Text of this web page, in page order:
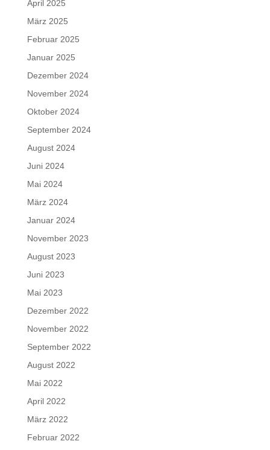
April 2025
März 2025
Februar 2025
Januar 2025
Dezember 2024
November 2024
Oktober 2024
September 2024
August 2024
Juni 2024
Mai 2024
März 2024
Januar 2024
November 2023
August 2023
Juni 2023
Mai 2023
Dezember 2022
November 2022
September 2022
August 2022
Mai 2022
April 2022
März 2022
Februar 2022